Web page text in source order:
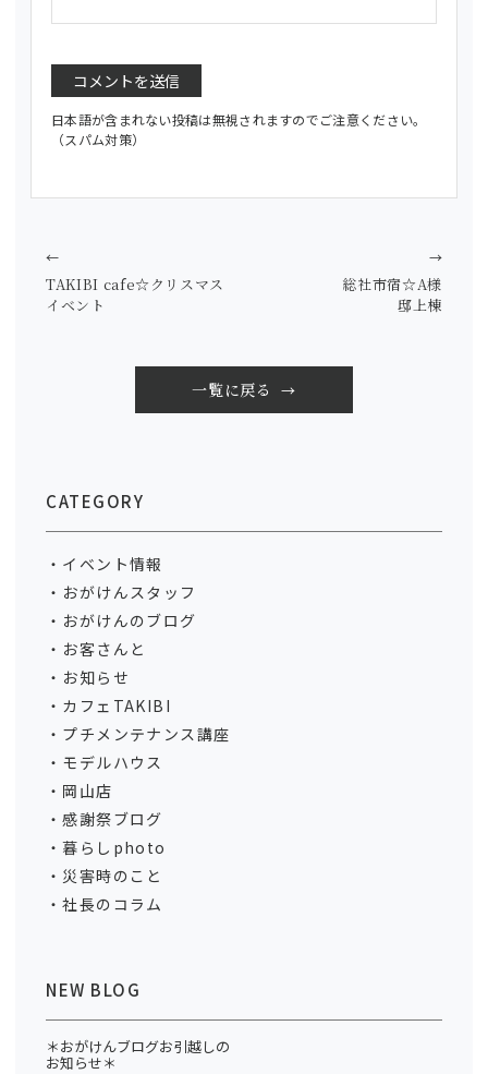
日本語が含まれない投稿は無視されますのでご注意ください。
（スパム対策）
TAKIBI cafe☆クリスマス
イベント
←
一覧に戻る
総社市宿☆A様
邸上棟
→
CATEGORY
イベント情報
おがけんスタッフ
おがけんのブログ
お客さんと
お知らせ
カフェTAKIBI
プチメンテナンス講座
モデルハウス
岡山店
感謝祭ブログ
暮らしphoto
災害時のこと
社長のコラム
NEW BLOG
＊おがけんブログお引越しの
お知らせ＊